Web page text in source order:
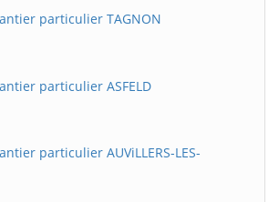
particulier TAGNON
particulier ASFELD
particulier AUViLLERS-LES-